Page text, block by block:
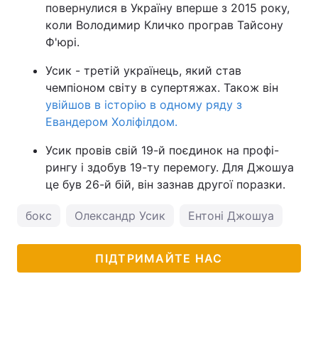
повернулися в Україну вперше з 2015 року,
коли Володимир Кличко програв Тайсону
Ф'юрі.
Усик - третій українець, який став
чемпіоном світу в супертяжах. Також він
увійшов в історію в одному ряду з
Евандером Холіфілдом.
Усик провів свій 19-й поєдинок на профі-
рингу і здобув 19-ту перемогу. Для Джошуа
це був 26-й бій, він зазнав другої поразки.
бокс Олександр Усик Ентоні Джошуа
ПІДТРИМАЙТЕ НАС